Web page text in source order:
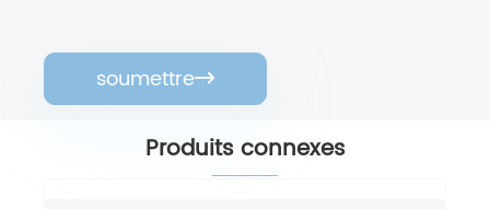
soumettre
Produits connexes